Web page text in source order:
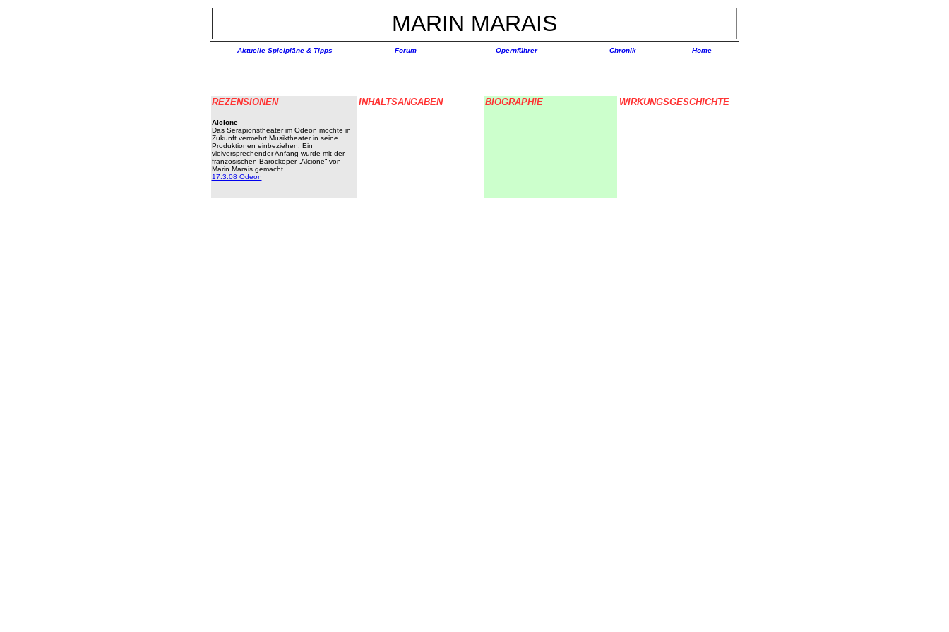
MARIN MARAIS
Aktuelle Spielpläne & Tipps Forum Opernführer Chronik Home
REZENSIONEN
Alcione
Das Serapionstheater im Odeon möchte in
Zukunft vermehrt Musiktheater in seine
Produktionen einbeziehen. Ein
vielversprechender Anfang wurde mit der
französischen Barockoper „Alcione“ von
Marin Marais gemacht.
17.3.08 Odeon
INHALTSANGABEN BIOGRAPHIE WIRKUNGSGESCHICHTE